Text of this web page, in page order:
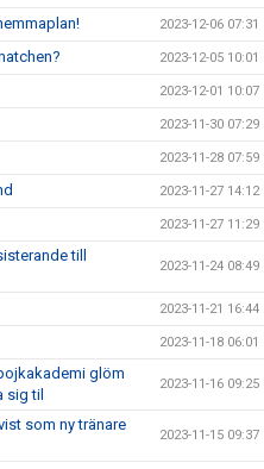
2023-12-06 07:31
2023-12-05 10:01
2023-12-01 10:07
2023-11-30 07:29
2023-11-28 07:59
2023-11-27 14:12
2023-11-27 11:29
till
2023-11-24 08:49
2023-11-21 16:44
2023-11-18 06:01
glöm
sig til
2023-11-16 09:25
som ny tränare
2023-11-15 09:37